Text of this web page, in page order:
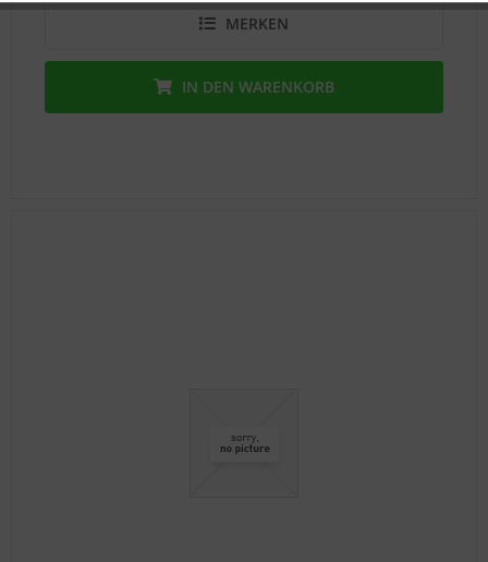
MERKEN
IN DEN WARENKORB